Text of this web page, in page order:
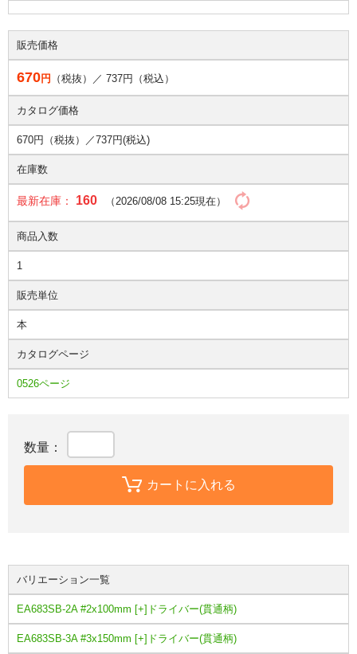
販売価格
670円 （税抜）／ 737円（税込）
カタログ価格
670円（税抜）／737円(税込)
在庫数
最新在庫： 160 （2026/08/08 15:25現在）
商品入数
1
販売単位
本
カタログページ
0526ページ
数量：
カートに入れる
バリエーション一覧
EA683SB-2A #2x100mm [+]ドライバー(貫通柄)
EA683SB-3A #3x150mm [+]ドライバー(貫通柄)